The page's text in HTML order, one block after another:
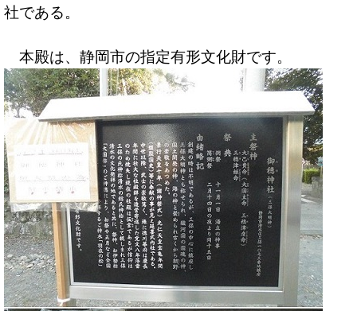
社である。
本殿は、静岡市の指定有形文化財です。